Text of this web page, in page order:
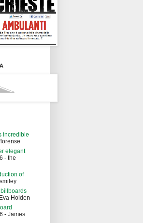
incredible
elegant
- the
of
billboards
Holden
- James